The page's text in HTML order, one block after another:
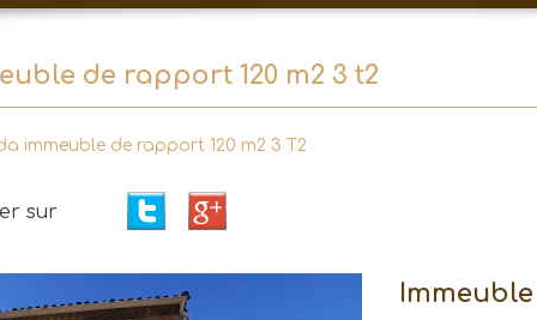
de rapport 120 m2 3 t2
immeuble de rapport 120 m2 3 T2
sur